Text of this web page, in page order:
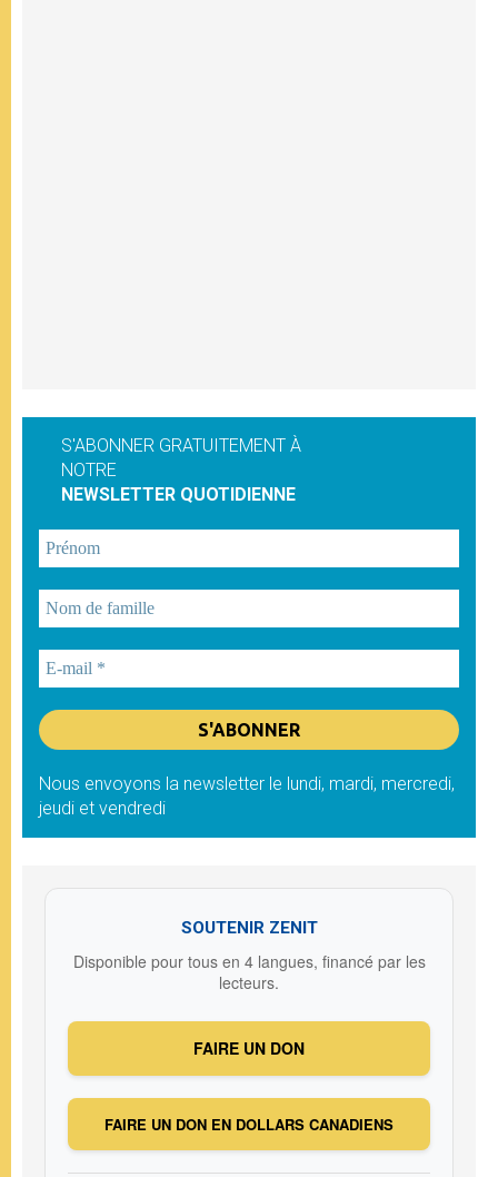
S'ABONNER GRATUITEMENT À
NOTRE
NEWSLETTER QUOTIDIENNE
Nous envoyons la newsletter le lundi, mardi, mercredi,
jeudi et vendredi
SOUTENIR ZENIT
Disponible pour tous en 4 langues, financé par les
lecteurs.
FAIRE UN DON
FAIRE UN DON EN DOLLARS CANADIENS